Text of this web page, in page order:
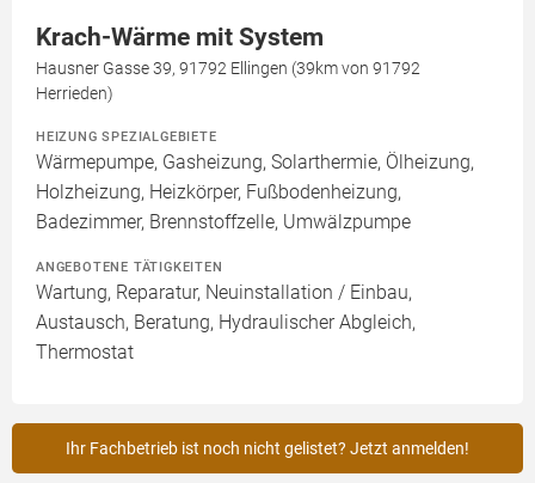
Krach-Wärme mit System
Hausner Gasse 39, 91792 Ellingen (39km von 91792
Herrieden)
HEIZUNG SPEZIALGEBIETE
Wärmepumpe, Gasheizung, Solarthermie, Ölheizung,
Holzheizung, Heizkörper, Fußbodenheizung,
Badezimmer, Brennstoffzelle, Umwälzpumpe
ANGEBOTENE TÄTIGKEITEN
Wartung, Reparatur, Neuinstallation / Einbau,
Austausch, Beratung, Hydraulischer Abgleich,
Thermostat
Ihr Fachbetrieb ist noch nicht gelistet? Jetzt anmelden!